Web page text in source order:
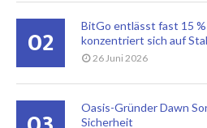
02
BitGo entlässt fast 15
konzentriert sich auf
26 Juni 2026
Oasis-Gründer Dawn
Sicherheit